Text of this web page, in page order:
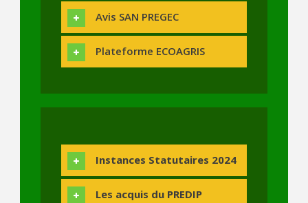
Avis SAN PREGEC
Plateforme ECOAGRIS
Instances Statutaires 2024
Les acquis du PREDIP